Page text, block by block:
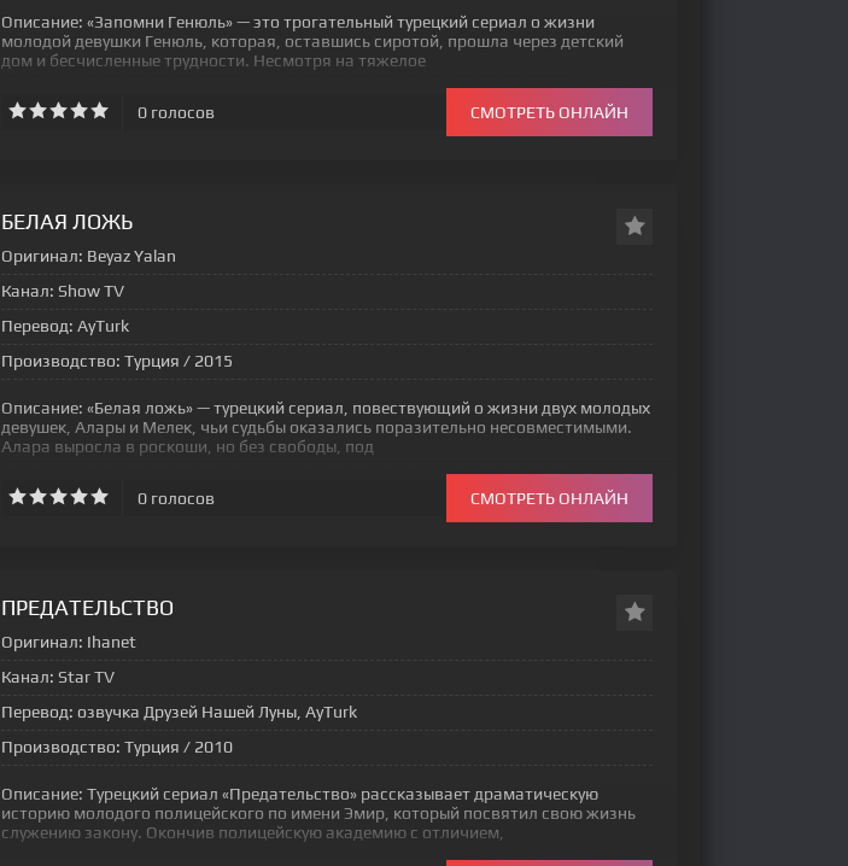
Описание: «Запомни Генюль» — это трогательный турецкий сериал о жизни
молодой девушки Генюль, которая, оставшись сиротой, прошла через детский
дом и бесчисленные трудности. Несмотря на тяжелое
0 голосов СМОТРЕТЬ ОНЛАЙН
БЕЛАЯ ЛОЖЬ
Оригинал: Beyaz Yalan
Канал: Show TV
Перевод: AyTurk
Производство: Турция / 2015
Описание: «Белая ложь» — турецкий сериал, повествующий о жизни двух молодых
девушек, Алары и Мелек, чьи судьбы оказались поразительно несовместимыми.
Алара выросла в роскоши, но без свободы, под
0 голосов СМОТРЕТЬ ОНЛАЙН
ПРЕДАТЕЛЬСТВО
Оригинал: Ihanet
Канал: Star TV
Перевод: озвучка Друзей Нашей Луны, AyTurk
Производство: Турция / 2010
Описание: Турецкий сериал «Предательство» рассказывает драматическую
историю молодого полицейского по имени Эмир, который посвятил свою жизнь
служению закону. Окончив полицейскую академию с отличием,